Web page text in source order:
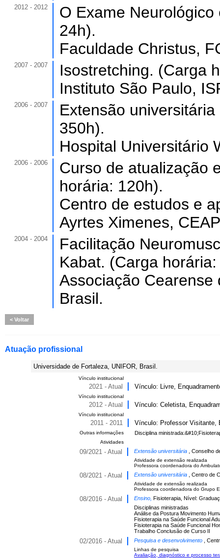
2012 - 2012
O Exame
24h).
Faculdade Christus,
2007 - 2007
Isostretching. (Carga
Instituto São Paulo,
2006 - 2007
Extensão
350h).
Hospital Universitário
2006 - 2006
Curso de atualização
horária: 120h).
Centro de estudos e
Ayrtes Ximenes,
2004 - 2004
Facilitação
Kabat. (Carga
Associação Cearense
Brasil.
Voltar
Atuação profissional
Universidade de Fortaleza, UNIFOR, Brasil.
Vínculo institucional
2021 - Atual Vínculo: Livre,
Vínculo institucional
2012 - Atual Vínculo: Celetista,
Vínculo institucional
2011 - 2011 Vínculo: Professor Visitante,
Outras informações Disciplina
Atividades
09/2021 - Atual Extensão universitária , Conselho
Atividade de extensão realizada
Professora coordenadora do
08/2021 - Atual Extensão universitária , Centro de
Atividade de extensão realizada
Professora coordenadora do Grupo
08/2016 - Atual Ensino, Fisioterapia, Nível:
Disciplinas ministradas
Análise da Postura Movimento
Fisioterapia na Saúde Funcional
Fisioterapia na Saúde Funcional
Trabalho Conclusão de Curso II
02/2016 - Atual Pesquisa e desenvolvimento ,
Linhas de pesquisa
Avaliação, diagnóstico e processo